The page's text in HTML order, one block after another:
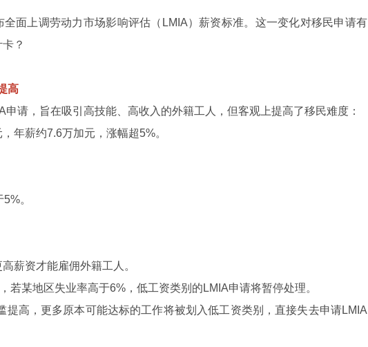
面上调劳动力市场影响评估（LMIA）薪资标准。这一变化对移民申请有
？
高
请，旨在吸引高技能、高收入的外籍工人，但客观上提高了移民难度：
年薪约7.6万加元，涨幅超5%。
。
薪资才能雇佣外籍工人。
若某地区失业率高于6%，低工资类别的LMIA申请将暂停处理。
提高，更多原本可能达标的工作将被划入低工资类别，直接失去申请LMIA